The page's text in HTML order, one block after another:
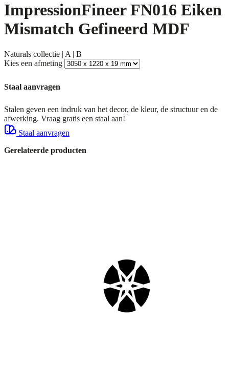
ImpressionFineer FN016 Eiken
Mismatch Gefineerd MDF
Naturals collectie | A | B
Kies een afmeting
Staal aanvragen
Stalen geven een indruk van het decor, de kleur, de structuur en de
afwerking. Vraag gratis een staal aan!
Staal aanvragen
Gerelateerde producten